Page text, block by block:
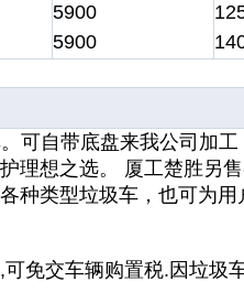
5900
5900
。可自带底盘来我公司加
理想之选。 厦工楚胜另
种类型垃圾车 ，也可为
免交车辆购置税.因垃圾